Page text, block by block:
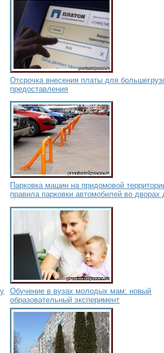
Отсрочка внесения платы для
предоставления
Парковка машин на придомовой
правила парковки автомобилей во дворах
Обучение в вузах молодых мам: новый
образовательный эксперимент